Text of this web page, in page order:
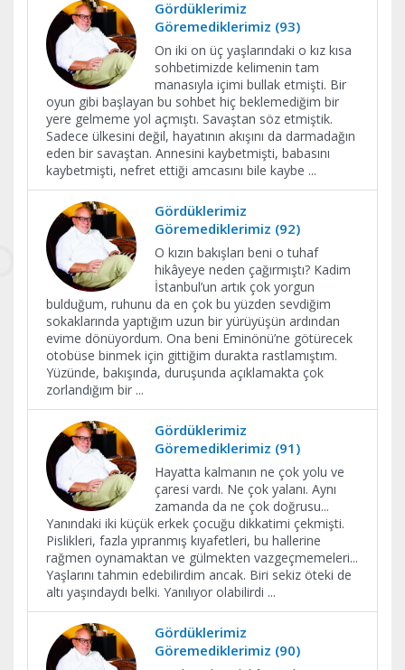
Gördüklerimiz
Göremediklerimiz (93)
On iki on üç yaşlarındaki o kız kısa
sohbetimizde kelimenin tam
manasıyla içimi bullak etmişti. Bir
oyun gibi başlayan bu sohbet hiç beklemediğim bir
yere gelmeme yol açmıştı. Savaştan söz etmiştik.
Sadece ülkesini değil, hayatının akışını da darmadağın
eden bir savaştan. Annesini kaybetmişti, babasını
kaybetmişti, nefret ettiği amcasını bile kaybe ...
Gördüklerimiz
Göremediklerimiz (92)
O kızın bakışları beni o tuhaf
hikâyeye neden çağırmıştı? Kadim
İstanbul’un artık çok yorgun
bulduğum, ruhunu da en çok bu yüzden sevdiğim
sokaklarında yaptığım uzun bir yürüyüşün ardından
evime dönüyordum. Ona beni Eminönü’ne götürecek
otobüse binmek için gittiğim durakta rastlamıştım.
Yüzünde, bakışında, duruşunda açıklamakta çok
zorlandığım bir ...
Gördüklerimiz
Göremediklerimiz (91)
Hayatta kalmanın ne çok yolu ve
çaresi vardı. Ne çok yalanı. Aynı
zamanda da ne çok doğrusu...
Yanındaki iki küçük erkek çocuğu dikkatimi çekmişti.
Pislikleri, fazla yıpranmış kıyafetleri, bu hallerine
rağmen oynamaktan ve gülmekten vazgeçmemeleri...
Yaşlarını tahmin edebilirdim ancak. Biri sekiz öteki de
altı yaşındaydı belki. Yanılıyor olabilirdi ...
Gördüklerimiz
Göremediklerimiz (90)